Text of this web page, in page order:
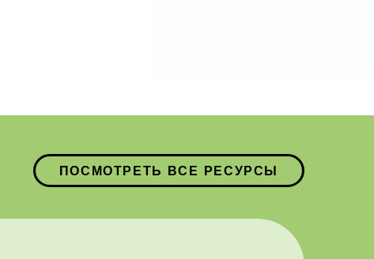
ПОСМОТРЕТЬ ВСЕ РЕСУРСЫ